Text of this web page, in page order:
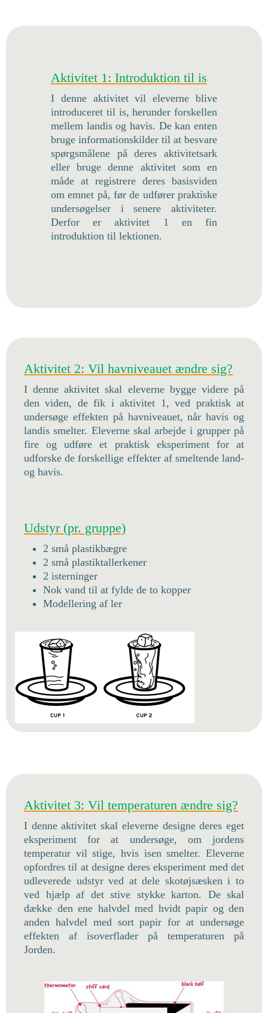
Aktivitet 1: Introduktion til is
I denne aktivitet vil eleverne blive
introduceret til is, herunder forskellen
mellem landis og havis. De kan enten
bruge informationskilder til at besvare
spørgsmålene på deres aktivitetsark
eller bruge denne aktivitet som en
måde at registrere deres basisviden
om emnet på, før de udfører praktiske
undersøgelser i senere aktiviteter.
Derfor er aktivitet 1 en fin
introduktion til lektionen.
Aktivitet 2: Vil havniveauet ændre sig?
I denne aktivitet skal eleverne bygge videre på
den viden, de fik i aktivitet 1, ved praktisk at
undersøge effekten på havniveauet, når havis og
landis smelter. Eleverne skal arbejde i grupper på
fire og udføre et praktisk eksperiment for at
udforske de forskellige effekter af smeltende land-
og havis.
Udstyr (pr. gruppe)
2 små plastikbægre
2 små plastiktallerkener
2 isterninger
Nok vand til at fylde de to kopper
Modellering af ler
Aktivitet 3: Vil temperaturen ændre sig?
I denne aktivitet skal eleverne designe deres eget
eksperiment for at undersøge, om jordens
temperatur vil stige, hvis isen smelter. Eleverne
opfordres til at designe deres eksperiment med det
udleverede udstyr ved at dele skotøjsæsken i to
ved hjælp af det stive stykke karton. De skal
dække den ene halvdel med hvidt papir og den
anden halvdel med sort papir for at undersøge
effekten af isoverflader på temperaturen på
Jorden.